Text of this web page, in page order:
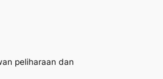
peliharaan dan